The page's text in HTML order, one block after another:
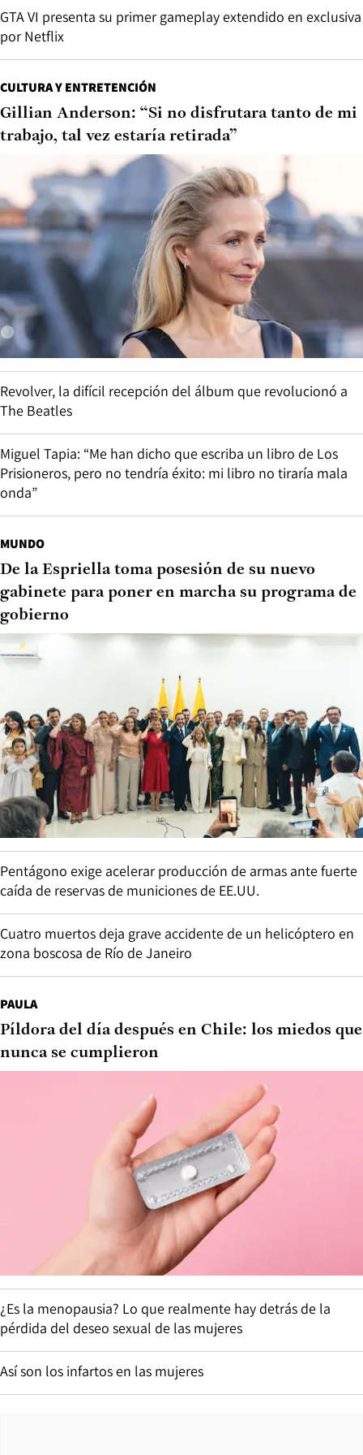
GTA VI presenta su primer gameplay extendido en exclusiva
por Netflix
CULTURA Y ENTRETENCIÓN
Gillian Anderson: “Si no disfrutara tanto de mi
trabajo, tal vez estaría retirada”
Revolver, la difícil recepción del álbum que revolucionó a
The Beatles
Miguel Tapia: “Me han dicho que escriba un libro de Los
Prisioneros, pero no tendría éxito: mi libro no tiraría mala
onda”
MUNDO
De la Espriella toma posesión de su nuevo
gabinete para poner en marcha su programa de
gobierno
Pentágono exige acelerar producción de armas ante fuerte
caída de reservas de municiones de EE.UU.
Cuatro muertos deja grave accidente de un helicóptero en
zona boscosa de Río de Janeiro
PAULA
Píldora del día después en Chile: los miedos que
nunca se cumplieron
¿Es la menopausia? Lo que realmente hay detrás de la
pérdida del deseo sexual de las mujeres
Así son los infartos en las mujeres